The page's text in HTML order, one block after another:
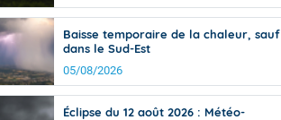
de
Bulletins Marine
Bulletins d'estimation du risque
d'avalanche
Météo des forêts
Vigicrues
Baisse temporaire de la chaleur, sauf
dans le Sud-Est
05/08/2026
Éclipse du 12 août 2026 : Météo-